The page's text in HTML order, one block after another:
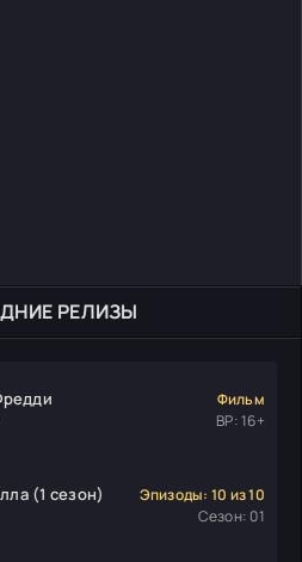
РЕЛИЗЫ
Фильм
ВР: 16+
(1 сезон)
Эпизоды: 10 из 10
Сезон: 01